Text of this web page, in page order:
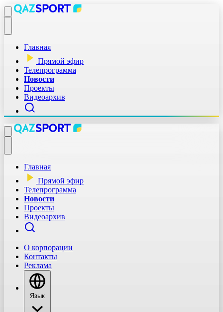
Главная
Прямой эфир
Телепрограмма
Новости
Проекты
Видеоархив
Главная
Прямой эфир
Телепрограмма
Новости
Проекты
Видеоархив
О корпорации
Контакты
Реклама
Язык